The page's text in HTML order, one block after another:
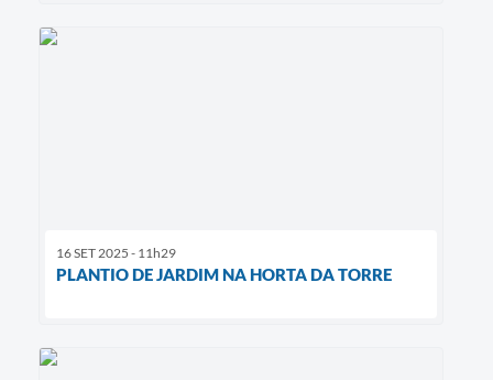
16 SET 2025 - 11h29
PLANTIO DE JARDIM NA HORTA DA TORRE